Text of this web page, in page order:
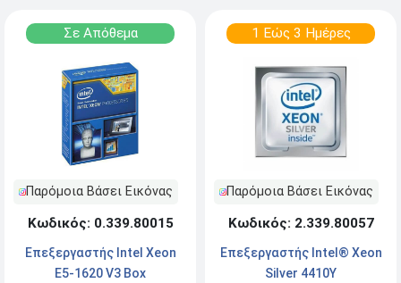
Σε Απόθεμα
Παρόμοια Βάσει Εικόνας
Κωδικός: 0.339.80015
Επεξεργαστής Intel Xeon
E5-1620 V3 Box
1 Εώς 3 Ημέρες
Παρόμοια Βάσει Εικόνας
Κωδικός: 2.339.80057
Επεξεργαστής Intel® Xeon
Silver 4410Y